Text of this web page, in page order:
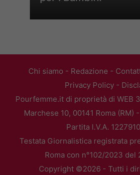
Chi siamo - Redazione -
Privacy Policy-
Pourfemme.it di proprietà di WEB
Marchese 10, 00141 Roma (RM)
Partita I.V.A.
Testata Giornalistica registrata
Roma con n°102/2023 del
Copyright ©2026 - Tutti i